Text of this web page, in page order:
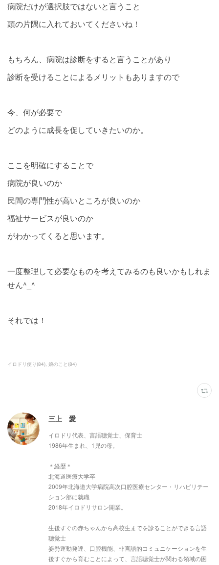
病院だけが選択肢ではないと言うこと
頭の片隅に入れておいてくださいね！
もちろん、病院は診断をすると言うことがあり
診断を受けることによるメリットもありますので
今、何が必要で
どのように成長を促していきたいのか。
ここを明確にすることで
病院が良いのか
民間の専門性が高いところが良いのか
福祉サービスが良いのか
がわかってくると思います。
一度整理して必要なものを考えてみるのも良いかもしれま
せん^_^
それでは！
イロドリ便り (84) 娘のこと (84)
三上 愛
イロドリ代表、言語聴覚士、保育士
1986年生まれ、1児の母。
＊経歴＊
北海道医療大学卒
2009年北海道大学病院高次口腔医療センター・リハビリテー
ション部に就職
2018年イロドリサロン開業。
生後すぐの赤ちゃんから高校生までを診ることができる言語
聴覚士
姿勢運動発達、口腔機能、非言語的コミュニケーションを生
後すぐから育むことによって、言語聴覚士が関わる領域の困